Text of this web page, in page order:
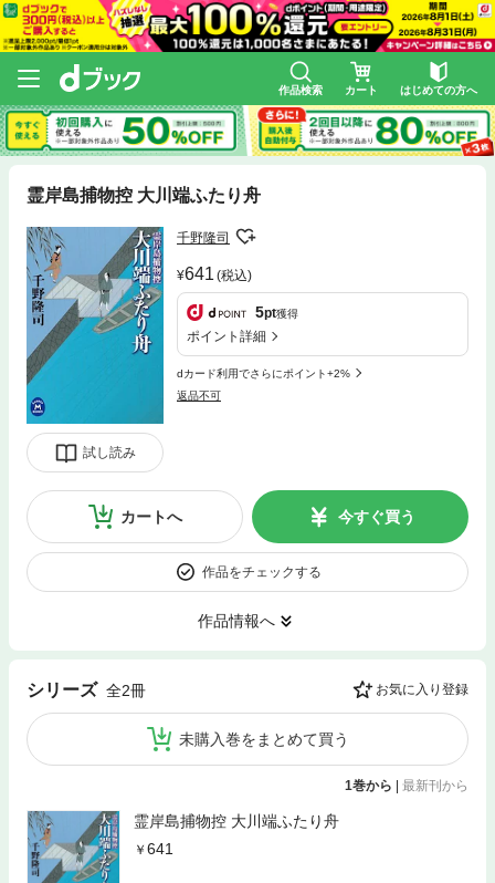
作品検索 カート はじめての方へ
霊岸島捕物控 大川端ふたり舟
試し読み
千野隆司
641 (税込)
5pt獲得
ポイント詳細
dカード利用でさらにポイント+2%
返品不可
カートへ 今すぐ買う
作品をチェックする
作品情報へ
シリーズ 全2冊 お気に入り登録
未購入巻をまとめて買う
1巻から | 最新刊から
霊岸島捕物控 大川端ふたり舟
641